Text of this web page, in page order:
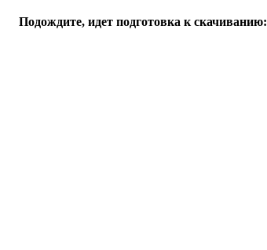
Подождите, идет подготовка к скачиванию: